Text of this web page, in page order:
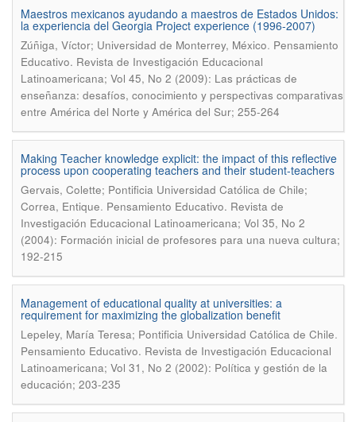
Maestros mexicanos ayudando a maestros de Estados Unidos:
la experiencia del Georgia Project experience (1996-2007)
Zúñiga, Víctor; Universidad de Monterrey, México. Pensamiento
Educativo. Revista de Investigación Educacional
Latinoamericana; Vol 45, No 2 (2009): Las prácticas de
enseñanza: desafíos, conocimiento y perspectivas comparativas
entre América del Norte y América del Sur; 255-264
Making Teacher knowledge explicit: the impact of this reflective
process upon cooperating teachers and their student-teachers
Gervais, Colette; Pontificia Universidad Católica de Chile;
Correa, Entique. Pensamiento Educativo. Revista de
Investigación Educacional Latinoamericana; Vol 35, No 2
(2004): Formación inicial de profesores para una nueva cultura;
192-215
Management of educational quality at universities: a
requirement for maximizing the globalization benefit
Lepeley, María Teresa; Pontificia Universidad Católica de Chile.
Pensamiento Educativo. Revista de Investigación Educacional
Latinoamericana; Vol 31, No 2 (2002): Política y gestión de la
educación; 203-235